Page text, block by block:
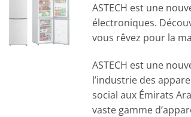
ASTECH est une
électroniques.
vous rêvez pour la
ASTECH est une
l’industrie des
social aux Émirats
vaste gamme